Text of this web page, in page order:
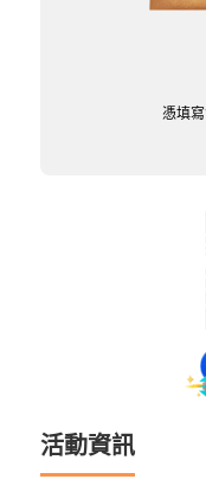
憑填
活動資訊